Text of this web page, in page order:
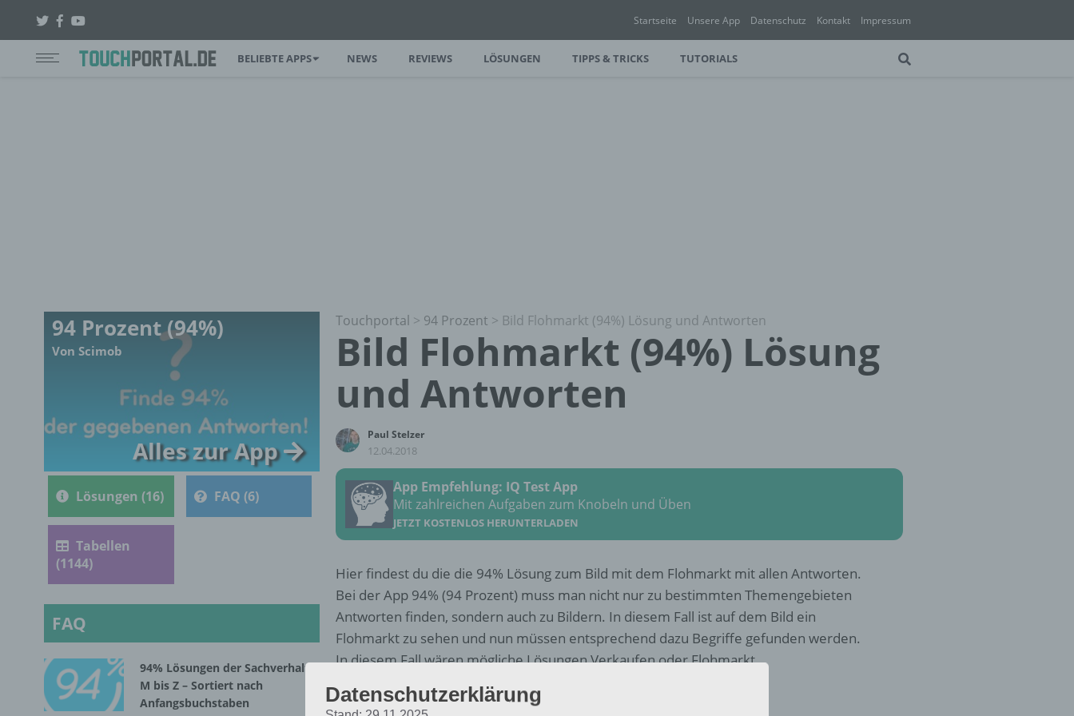
Startseite Unsere App Datenschutz Kontakt Impressum
BELIEBTE APPS NEWS REVIEWS LÖSUNGEN TIPPS & TRICKS TUTORIALS
Touchportal > 94 Prozent > Bild Flohmarkt (94%) Lösung und Antworten
Bild Flohmarkt (94%) Lösung
und Antworten
Paul Stelzer
12.04.2018
App Empfehlung: IQ Test App
Mit zahlreichen Aufgaben zum Knobeln und Üben
JETZT KOSTENLOS HERUNTERLADEN
Hier findest du die die 94% Lösung zum Bild mit dem Flohmarkt mit allen Antworten.
Bei der App 94% (94 Prozent) muss man nicht nur zu bestimmten Themengebieten
Antworten finden, sondern auch zu Bildern. In diesem Fall ist auf dem Bild ein
Flohmarkt zu sehen und nun müssen entsprechend dazu Begriffe gefunden werden.
In diesem Fall wären mögliche Lösungen Verkaufen oder Flohmarkt.
Weitere Lösungen zu 94% gesucht
94 Prozent (94%)
Von Scimob
Alles zur App
Lösungen (16) FAQ (6)
Tabellen
(1144)
FAQ
94% Lösungen der Sachverhalte
M bis Z – Sortiert nach
Anfangsbuchstaben
Datenschutzerklärung